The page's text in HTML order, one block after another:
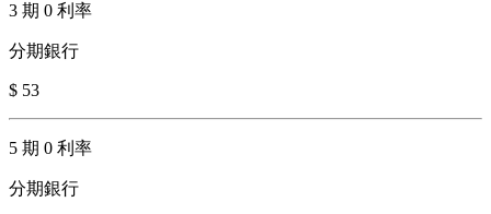
3 期 0 利率
分期銀行
$ 53
5 期 0 利率
分期銀行